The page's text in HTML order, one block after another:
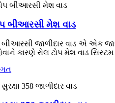
બીઆરસી મેશ વાડ
બીઆરસી જાળીદાર વાડ એ એક
કારણે રોલ ટોપ મેશ વાડ